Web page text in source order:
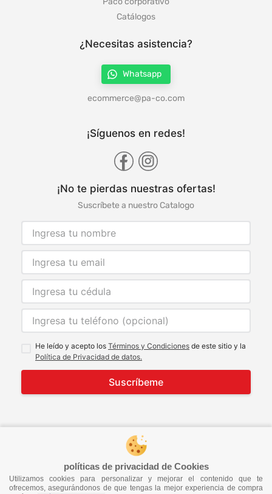
políticas de privacidad de Cookies
Utilizamos cookies para personalizar y mejorar el contenido que te
ofrecemos, asegurándonos de que tengas la mejor experiencia de compra
Catálogos
¿Necesitas asistencia?
Whatsapp
ecommerce@pa-co.com
¡Síguenos en redes!
¡No te pierdas nuestras ofertas!
Suscríbete a nuestro Catalogo
He leído y acepto los Términos y Condiciones de este sitio y la
Política de Privacidad de datos.
Suscríbeme
© 2021 Todos los derechos reservados
developed by